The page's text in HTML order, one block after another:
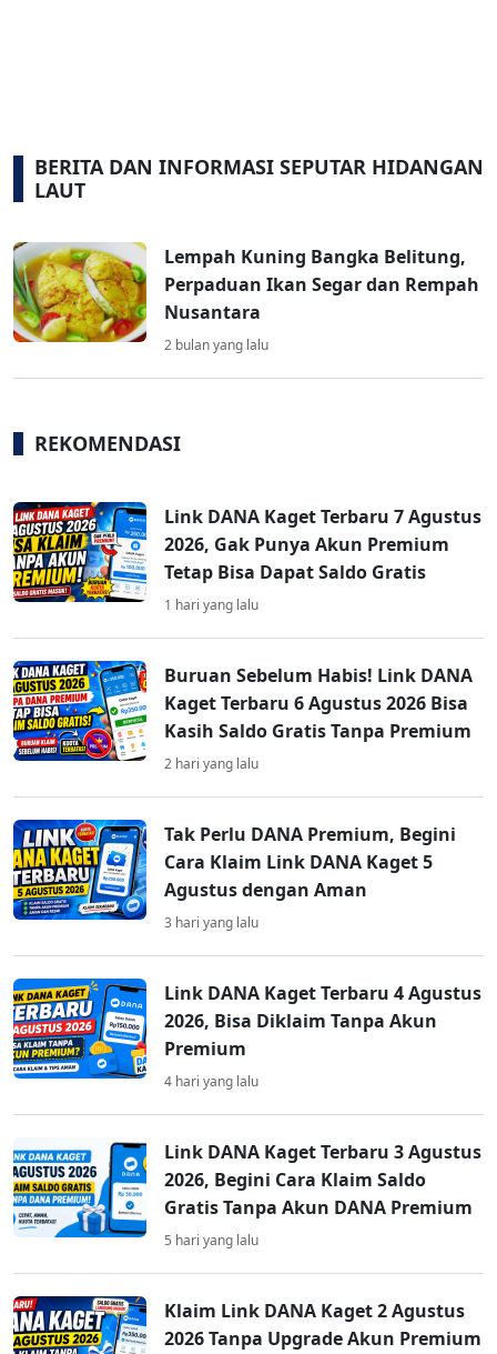
BERITA DAN INFORMASI SEPUTAR HIDANGAN
LAUT
Lempah Kuning Bangka Belitung,
Perpaduan Ikan Segar dan Rempah
Nusantara
2 bulan yang lalu
REKOMENDASI
Link DANA Kaget Terbaru 7 Agustus
2026, Gak Punya Akun Premium
Tetap Bisa Dapat Saldo Gratis
1 hari yang lalu
Buruan Sebelum Habis! Link DANA
Kaget Terbaru 6 Agustus 2026 Bisa
Kasih Saldo Gratis Tanpa Premium
2 hari yang lalu
Tak Perlu DANA Premium, Begini
Cara Klaim Link DANA Kaget 5
Agustus dengan Aman
3 hari yang lalu
Link DANA Kaget Terbaru 4 Agustus
2026, Bisa Diklaim Tanpa Akun
Premium
4 hari yang lalu
Link DANA Kaget Terbaru 3 Agustus
2026, Begini Cara Klaim Saldo
Gratis Tanpa Akun DANA Premium
5 hari yang lalu
Klaim Link DANA Kaget 2 Agustus
2026 Tanpa Upgrade Akun Premium